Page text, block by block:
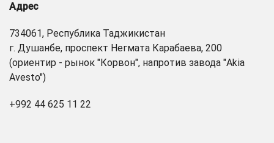
Адрес
734061, Республика Таджикистан
г. Душанбе, проспект Негмата Карабаева, 200
(ориентир - рынок "Корвон", напротив завода "Akia
Avesto")
+992 44 625 11 22